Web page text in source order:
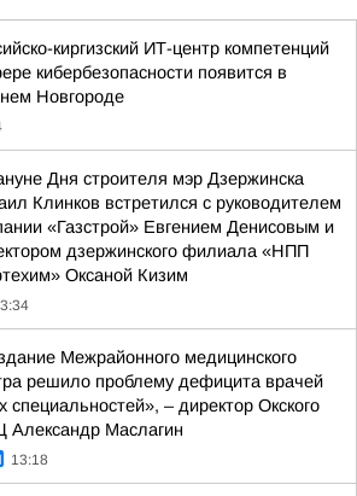
киргизский ИТ-центр компетенций
кибербезопасности появится в
Новгороде
Дня строителя мэр Дзержинска
Клинков встретился с руководителем
«Газстрой» Евгением Денисовым и
дзержинского филиала «НПП
Оксаной Кизим
Межрайонного медицинского
решило проблему дефицита врачей
специальностей», – директор Окского
Маслагин
13:18